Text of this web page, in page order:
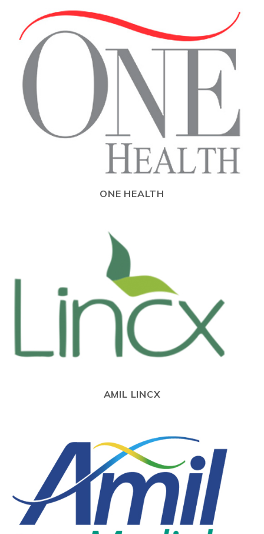
ONE HEALTH
AMIL LINCX